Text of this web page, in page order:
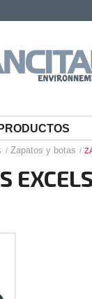
PRODUCTOS
Zapatos y botas